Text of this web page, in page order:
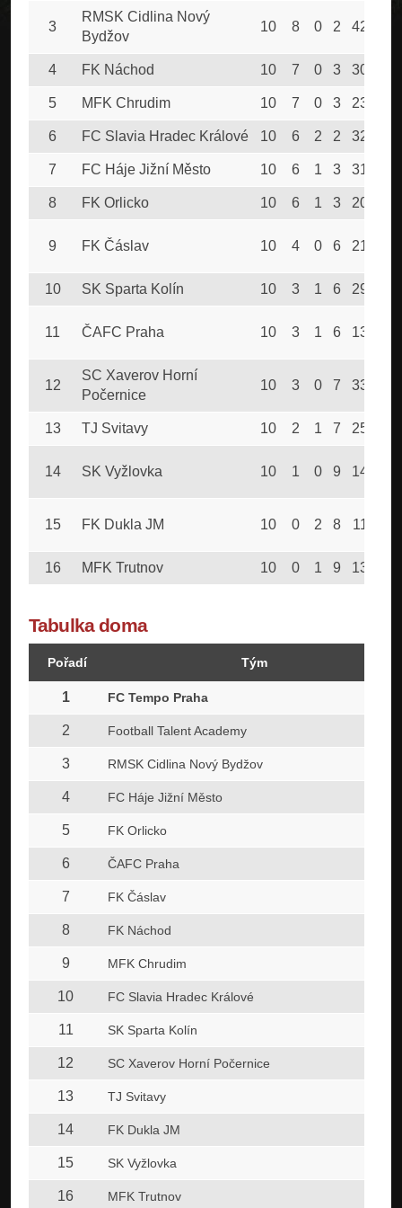
3
RMSK Cidlina Nový
Bydžov
10 8 0 2 42
4 FK Náchod 10 7 0 3 30
5 MFK Chrudim 10 7 0 3 23
6 FC Slavia Hradec Králové 10 6 2 2 32
7 FC Háje Jižní Město 10 6 1 3 31
8 FK Orlicko 10 6 1 3 20
9 FK Čáslav 10 4 0 6 21
10 SK Sparta Kolín 10 3 1 6 29
11 ČAFC Praha 10 3 1 6 13
12
SC Xaverov Horní
Počernice
10 3 0 7 33
13 TJ Svitavy 10 2 1 7 25
14 SK Vyžlovka 10 1 0 9 14
15 FK Dukla JM 10 0 2 8 11
16 MFK Trutnov 10 0 1 9 13
Tabulka doma
Pořadí Tým
1 FC Tempo Praha
2 Football Talent Academy
3 RMSK Cidlina Nový Bydžov
4 FC Háje Jižní Město
5 FK Orlicko
6 ČAFC Praha
7 FK Čáslav
8 FK Náchod
9 MFK Chrudim
10 FC Slavia Hradec Králové
11 SK Sparta Kolín
12 SC Xaverov Horní Počernice
13 TJ Svitavy
14 FK Dukla JM
15 SK Vyžlovka
16 MFK Trutnov